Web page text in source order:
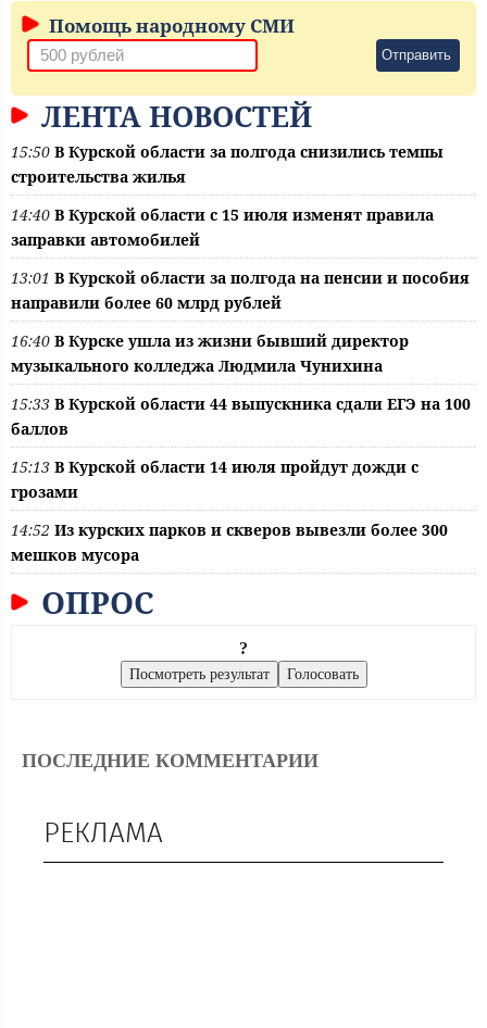
Помощь народному СМИ
Отправить
ЛЕНТА НОВОСТЕЙ
15:50 В Курской области за полгода снизились темпы
строительства жилья
14:40 В Курской области с 15 июля изменят правила
заправки автомобилей
13:01 В Курской области за полгода на пенсии и пособия
направили более 60 млрд рублей
16:40 В Курске ушла из жизни бывший директор
музыкального колледжа Людмила Чунихина
15:33 В Курской области 44 выпускника сдали ЕГЭ на 100
баллов
15:13 В Курской области 14 июля пройдут дожди с
грозами
14:52 Из курских парков и скверов вывезли более 300
мешков мусора
ОПРОС
?
ПОСЛЕДНИЕ КОММЕНТАРИИ
РЕКЛАМА